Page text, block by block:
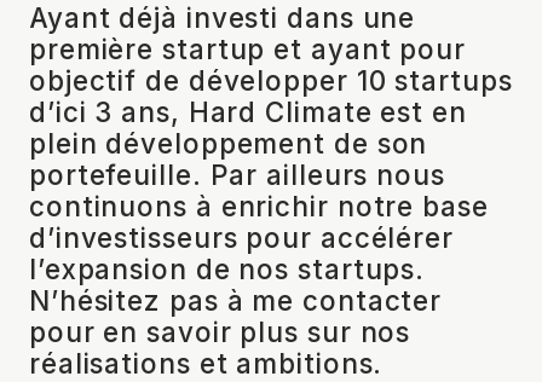
Ayant déjà investi dans une
première startup et ayant pour
objectif de développer 10 startups
d’ici 3 ans, Hard Climate est en
plein développement de son
portefeuille. Par ailleurs nous
continuons à enrichir notre base
d’investisseurs pour accélérer
l’expansion de nos startups.
N’hésitez pas à me contacter
pour en savoir plus sur nos
réalisations et ambitions.